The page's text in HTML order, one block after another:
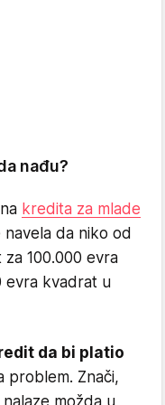
nađu?
kredita za mlade
navela da niko od
100.000 evra
evra kvadrat u
da bi platio
problem. Znači,
možda u